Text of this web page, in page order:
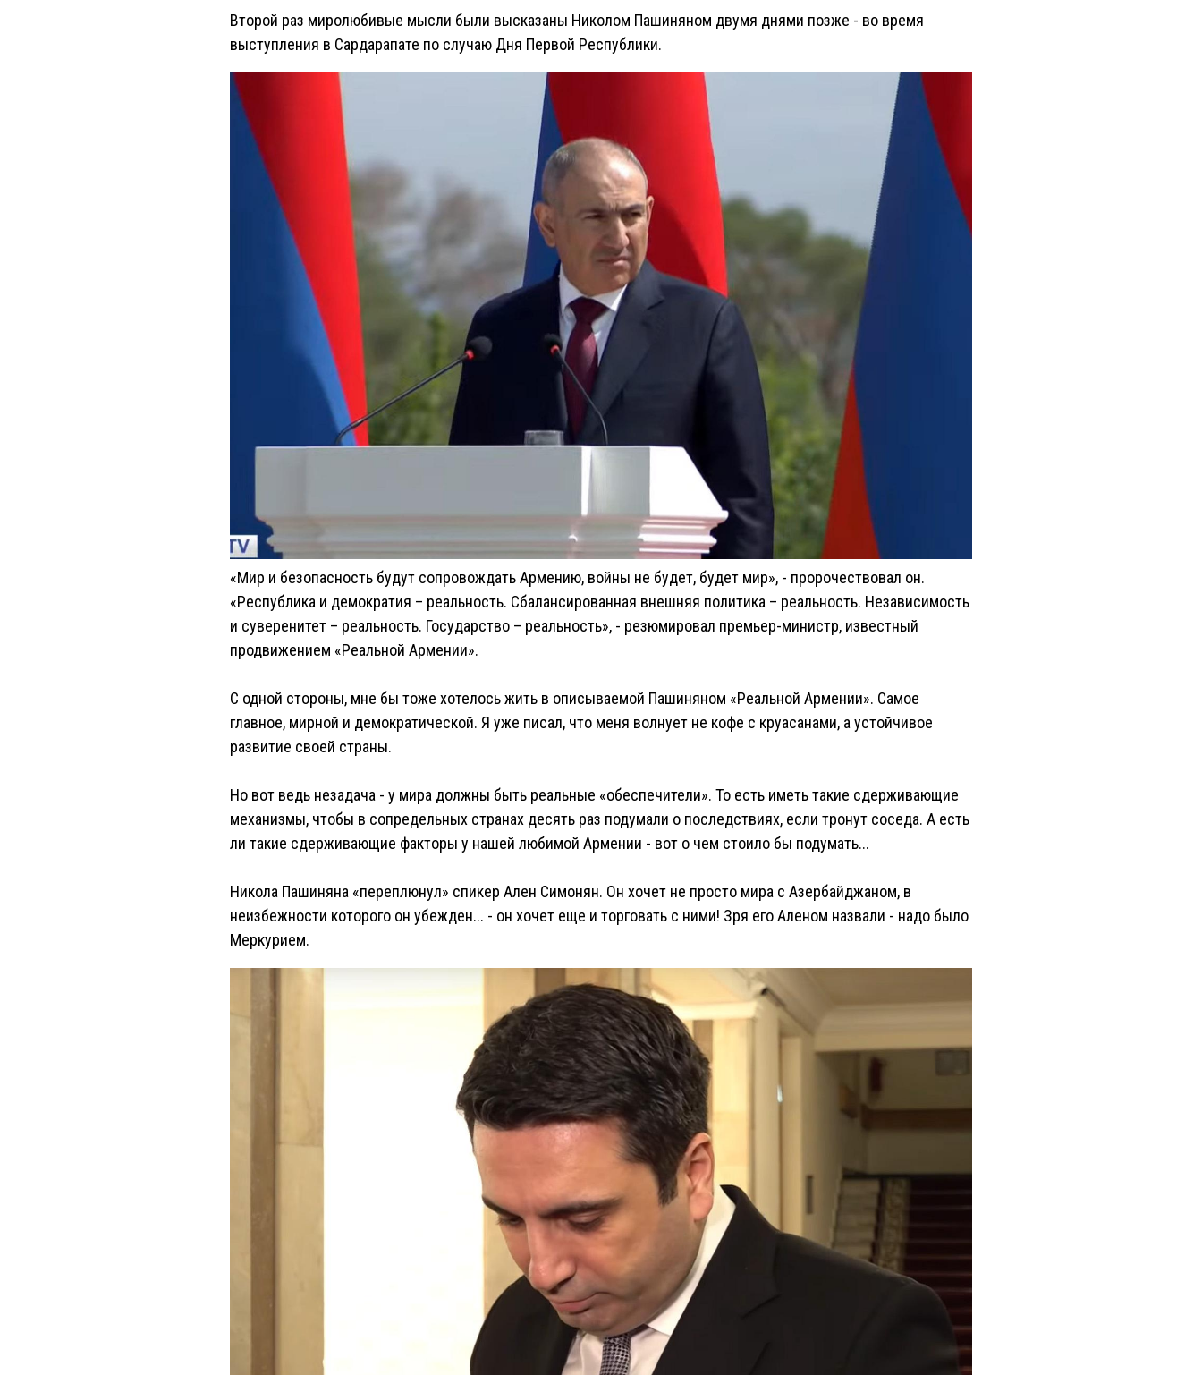
Второй раз миролюбивые мысли были высказаны Николом Пашиняном двумя днями позже - во время
выступления в Сардарапате по случаю Дня Первой Республики.
«Мир и безопасность будут сопровождать Армению, войны не будет, будет мир», - пророчествовал он.
«Республика и демократия – реальность. Сбалансированная внешняя политика – реальность. Независимость
и суверенитет – реальность. Государство – реальность», - резюмировал премьер-министр, известный
продвижением «Реальной Армении».
С одной стороны, мне бы тоже хотелось жить в описываемой Пашиняном «Реальной Армении». Самое
главное, мирной и демократической. Я уже писал, что меня волнует не кофе с круасанами, а устойчивое
развитие своей страны.
Но вот ведь незадача - у мира должны быть реальные «обеспечители». То есть иметь такие сдерживающие
механизмы, чтобы в сопредельных странах десять раз подумали о последствиях, если тронут соседа. А есть
ли такие сдерживающие факторы у нашей любимой Армении - вот о чем стоило бы подумать...
Никола Пашиняна «переплюнул» спикер Ален Симонян. Он хочет не просто мира с Азербайджаном, в
неизбежности которого он убежден... - он хочет еще и торговать с ними! Зря его Аленом назвали - надо было
Меркурием.